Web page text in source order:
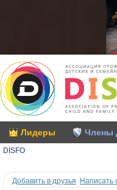
Лидеры Члены
DISFO
Добавить в друзья Написать